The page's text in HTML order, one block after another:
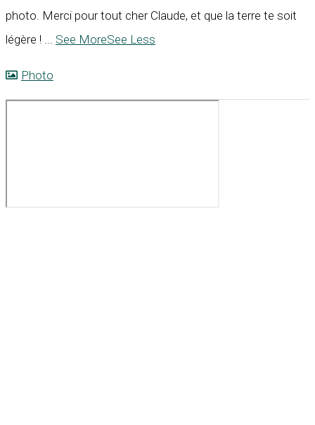
photo. Merci pour tout cher Claude, et que la terre te soit
légère ! ... See MoreSee Less
Photo